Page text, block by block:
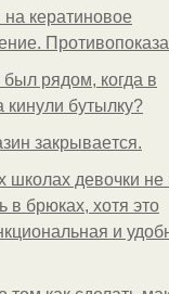
кератиновое
рядом, когда в
кинули бутылку?
зaкрывaeтся.
школах девочки не
в брюках, хотя это
и